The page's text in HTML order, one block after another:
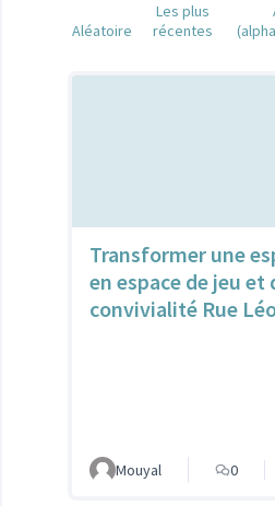
Aléatoire
Les plus
récentes
Transformer une
en espace de jeu et
convivialité Rue
Mouyal 0